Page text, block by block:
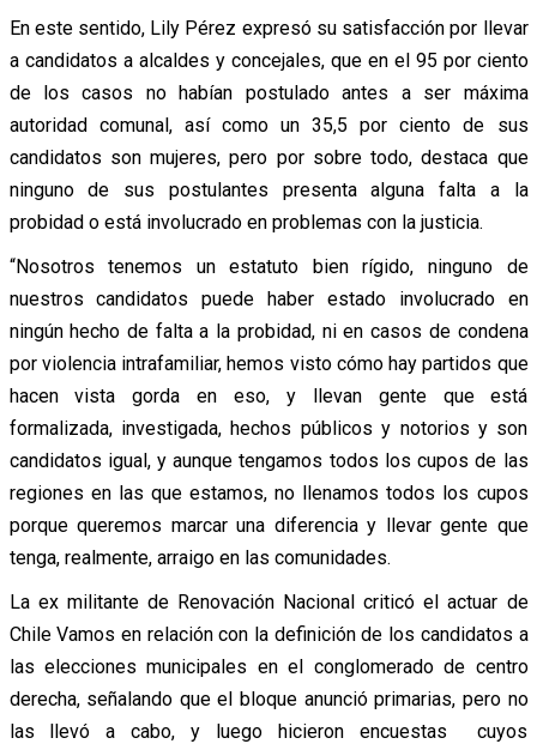
En este sentido, Lily Pérez expresó su satisfacción por llevar
a candidatos a alcaldes y concejales, que en el 95 por ciento
de los casos no habían postulado antes a ser máxima
autoridad comunal, así como un 35,5 por ciento de sus
candidatos son mujeres, pero por sobre todo, destaca que
ninguno de sus postulantes presenta alguna falta a la
probidad o está involucrado en problemas con la justicia.
“Nosotros tenemos un estatuto bien rígido, ninguno de
nuestros candidatos puede haber estado involucrado en
ningún hecho de falta a la probidad, ni en casos de condena
por violencia intrafamiliar, hemos visto cómo hay partidos que
hacen vista gorda en eso, y llevan gente que está
formalizada, investigada, hechos públicos y notorios y son
candidatos igual, y aunque tengamos todos los cupos de las
regiones en las que estamos, no llenamos todos los cupos
porque queremos marcar una diferencia y llevar gente que
tenga, realmente, arraigo en las comunidades.
La ex militante de Renovación Nacional criticó el actuar de
Chile Vamos en relación con la definición de los candidatos a
las elecciones municipales en el conglomerado de centro
derecha, señalando que el bloque anunció primarias, pero no
las llevó a cabo, y luego hicieron encuestas cuyos